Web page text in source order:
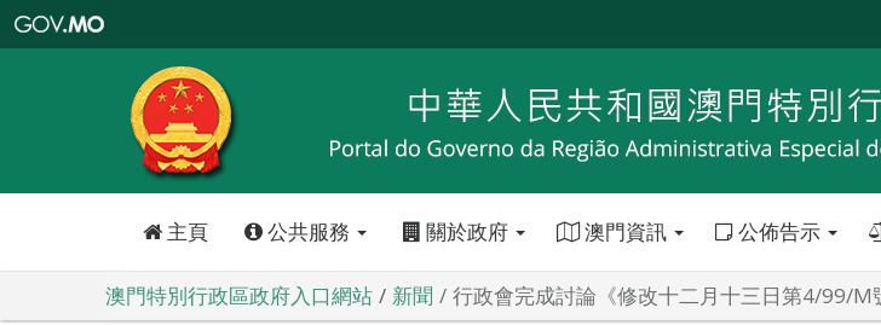
特
政
區
政
口
主頁 公共服務 關於政府 澳門資訊 公佈告示
澳門特別行政區政府入口網站 新聞 行政會完成討論《修改十二月十三日第4/99/